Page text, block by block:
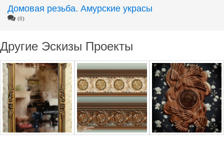
Домовая резьба. Амурские украсы
(0)
Другие Эскизы Проекты